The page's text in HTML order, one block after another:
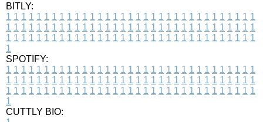
BITLY:
1 1 1 1 1 1 1 1 1 1 1 1 1 1 1 1 1 1 1 1 1 1 1 1 1 1 1 1 1 1 1 1 1
1 1 1 1 1 1 1 1 1 1 1 1 1 1 1 1 1 1 1 1 1 1 1 1 1 1 1 1 1 1 1 1 1
1 1 1 1 1 1 1 1 1 1 1 1 1 1 1 1 1 1 1 1 1 1 1 1 1 1 1 1 1 1 1 1 1
1
SPOTIFY:
1 1 1 1 1 1 1 1 1 1 1 1 1 1 1 1 1 1 1 1 1 1 1 1 1 1 1 1 1 1 1 1 1
1 1 1 1 1 1 1 1 1 1 1 1 1 1 1 1 1 1 1 1 1 1 1 1 1 1 1 1 1 1 1 1 1
1 1 1 1 1 1 1 1 1 1 1 1 1 1 1 1 1 1 1 1 1 1 1 1 1 1 1 1 1 1 1 1 1
1
CUTTLY BIO: